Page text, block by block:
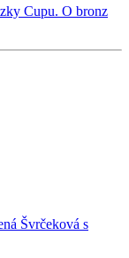
Cupu. O bronz
Švrčeková s